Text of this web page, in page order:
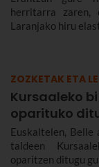
herritarra zaren,
Laranjako hiru
ZOZKETAK ETA
Kursaaleko
oparituko
Euskaltelen, Belle
taldeen
oparitzen ditugu